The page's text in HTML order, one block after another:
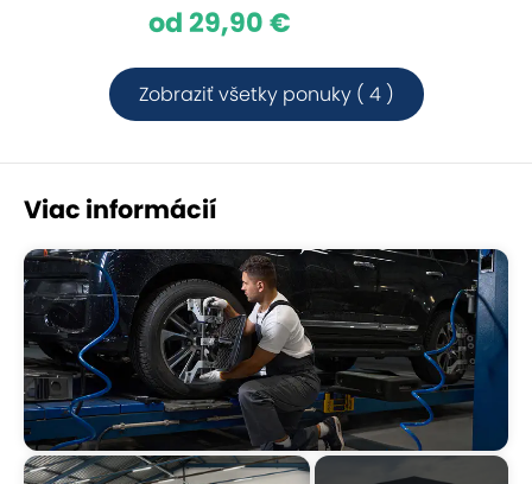
od 29,90 €
Zobraziť všetky ponuky ( 4 )
Viac informácií